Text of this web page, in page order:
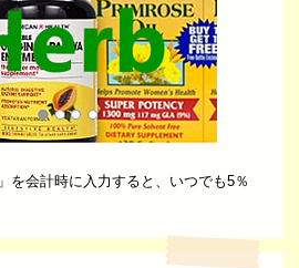
を会計時に入力すると、いつでも5％